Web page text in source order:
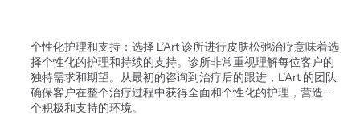
个性化护理和支持：选择 L’Art 诊所进行皮肤松弛治疗意味着选
择个性化的护理和持续的支持。诊所非常重视理解每位客户的
独特需求和期望。从最初的咨询到治疗后的跟进，L’Art 的团队
确保客户在整个治疗过程中获得全面和个性化的护理，营造一
个积极和支持的环境。